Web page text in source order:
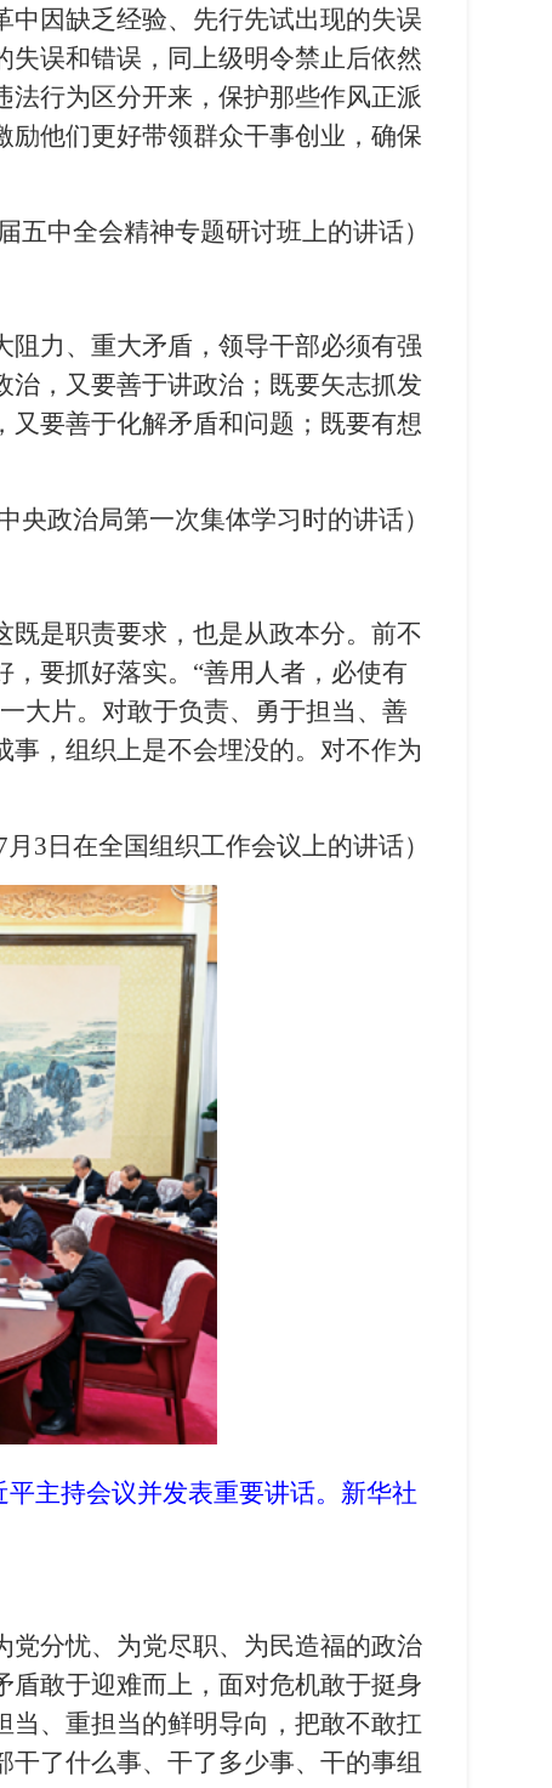
因缺乏经验、先行先试出现的失误
误和错误，同上级明令禁止后依然
行为区分开来，保护那些作风正派
励他们更好带领群众干事创业，确保
五中全会精神专题研讨班上的讲话）
力、重大矛盾，领导干部必须有强
，又要善于讲政治；既要矢志抓发
要善于化解矛盾和问题；既要有想
央政治局第一次集体学习时的讲话）
是职责要求，也是从政本分。前不
要抓好落实。“善用人者，必使有
大片。对敢于负责、勇于担当、善
，组织上是不会埋没的。对不作为
月3日在全国组织工作会议上的讲话）
主持会议并发表重要讲话。新华社
分忧、为党尽职、为民造福的政治
敢于迎难而上，面对危机敢于挺身
、重担当的鲜明导向，把敢不敢扛
了什么事、干了多少事、干的事组